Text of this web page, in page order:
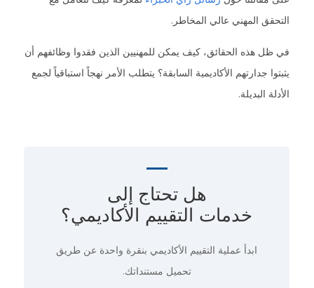
التحقق المهني عالي المخاطر.
في ظل هذه الحقائق، كيف يمكن للمهنيين الذين فقدوا وظائفهم أن
يثبتوا جدارتهم الأكاديمية السابقة؟ يتطلب الأمر نهجاً استباقياً لجمع
الأدلة البديلة.
هل تحتاج إلى
خدمات التقييم الأكاديمي؟
ابدأ عملية التقييم الأكاديمي بنقرة واحدة عن طريق
تحميل مستنداتك.